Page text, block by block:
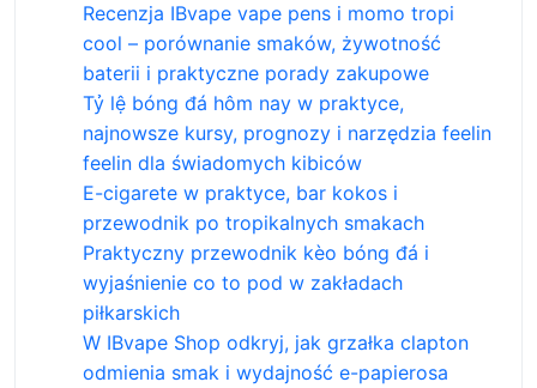
Recenzja IBvape vape pens i momo tropi
cool – porównanie smaków, żywotność
baterii i praktyczne porady zakupowe
Tỷ lệ bóng đá hôm nay w praktyce,
najnowsze kursy, prognozy i narzędzia feelin
feelin dla świadomych kibiców
E-cigarete w praktyce, bar kokos i
przewodnik po tropikalnych smakach
Praktyczny przewodnik kèo bóng đá i
wyjaśnienie co to pod w zakładach
piłkarskich
W IBvape Shop odkryj, jak grzałka clapton
odmienia smak i wydajność e-papierosa